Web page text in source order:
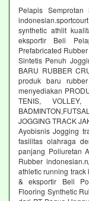
Pelapis Semprotan
synthetic athlit
eksportir Beli
Prefabricated
Sintetis Penuh
BARU RUBBER
produk baru
menyediakan
TENIS, VOLLEY,
JOGGING TRACK
Ayobisnis Jogging
fasilitas olahraga
panjang Poliuretan
Rubber
athletic running
& eksportir Beli
Flooring Synthetic